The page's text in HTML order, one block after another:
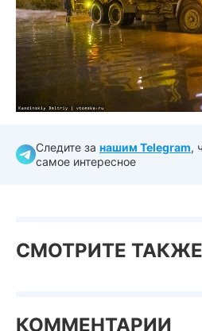
Следите за нашим Telegram,
самое интересное
СМОТРИТЕ ТАКЖЕ
КОММЕНТАРИИ